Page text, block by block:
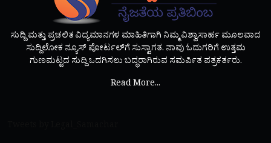
ಸುದ್ದಿ ಮತ್ತು ಪ್ರಚಲಿತ ವಿದ್ಯಮಾನಗಳ ಮಾಹಿತಿಗಾಗಿ ನಿಮ್ಮ ವಿಶ್ವಾಸಾರ್ಹ ಮೂಲವಾದ
ಸುದ್ದಿಲೋಕ ನ್ಯೂಸ್ ಪೋರ್ಟಲ್‌ಗೆ ಸುಸ್ವಾಗತ. ನಾವು ಓದುಗರಿಗೆ ಉತ್ತಮ
ಗುಣಮಟ್ಟದ ಸುದ್ದಿ ಒದಗಿಸಲು ಬದ್ಧರಾಗಿರುವ ಸಮರ್ಪಿತ ಪತ್ರಕರ್ತರು.
Read More...